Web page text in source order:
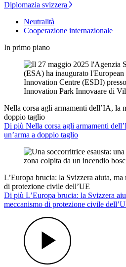
Diplomazia svizzera
Neutralità
Cooperazione internazionale
In primo piano
Nella corsa agli armamenti dell’IA, la
doppio taglio
Di più Nella corsa agli armamenti
un’arma a doppio taglio
L’Europa brucia: la Svizzera aiuta, ma
di protezione civile dell’UE
Di più L’Europa brucia: la Svizzera
meccanismo di protezione civile